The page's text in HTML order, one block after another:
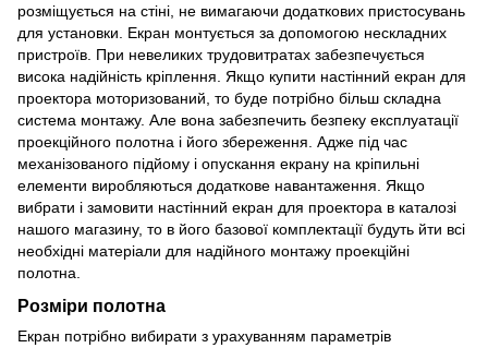
розміщується на стіні, не вимагаючи додаткових пристосувань
для установки. Екран монтується за допомогою нескладних
пристроїв. При невеликих трудовитратах забезпечується
висока надійність кріплення. Якщо купити настінний екран для
проектора моторизований, то буде потрібно більш складна
система монтажу. Але вона забезпечить безпеку експлуатації
проекційного полотна і його збереження. Адже під час
механізованого підйому і опускання екрану на кріпильні
елементи виробляються додаткове навантаження. Якщо
вибрати і замовити настінний екран для проектора в каталозі
нашого магазину, то в його базової комплектації будуть йти всі
необхідні матеріали для надійного монтажу проекційні
полотна.
Розміри полотна
Екран потрібно вибирати з урахуванням параметрів